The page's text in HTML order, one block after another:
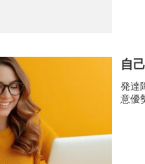
自
発達
意優